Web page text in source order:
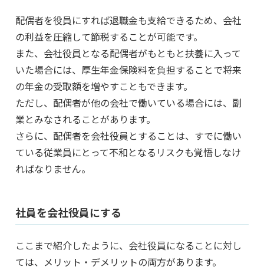
配偶者を役員にすれば退職金も支給できるため、会社
の利益を圧縮して節税することが可能です。
また、会社役員となる配偶者がもともと扶養に入って
いた場合には、厚生年金保険料を負担することで将来
の年金の受取額を増やすこともできます。
ただし、配偶者が他の会社で働いている場合には、副
業とみなされることがあります。
さらに、配偶者を会社役員とすることは、すでに働い
ている従業員にとって不和となるリスクも覚悟しなけ
ればなりません。
社員を会社役員にする
ここまで紹介したように、会社役員になることに対し
ては、メリット・デメリットの両方があります。